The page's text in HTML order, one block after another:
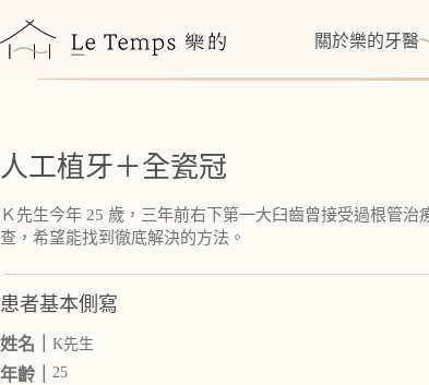
至
關於樂的牙醫
人工植牙＋全瓷冠
Ｋ先生今年 25 歲，三年前右下第一大臼齒曾接受過根管
查，希望能找到徹底解決的方法。
患者基本側寫
姓名｜ K先生
年齡｜ 25